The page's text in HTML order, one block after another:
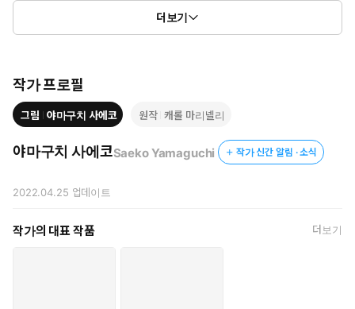
동요하는 베스는 아직 알지 못했다.
그의 정체가 한 나라의 왕자라는 것, 그리고 태어난 아이가 프린세
더보기
작가 프로필
그림 야마구치 사에코 원작 캐롤 마리넬리
야마구치 사에코Saeko Yamaguchi 작가 신간 알림 · 소식
2022.04.25 업데이트
작가의 대표 작품 더보기